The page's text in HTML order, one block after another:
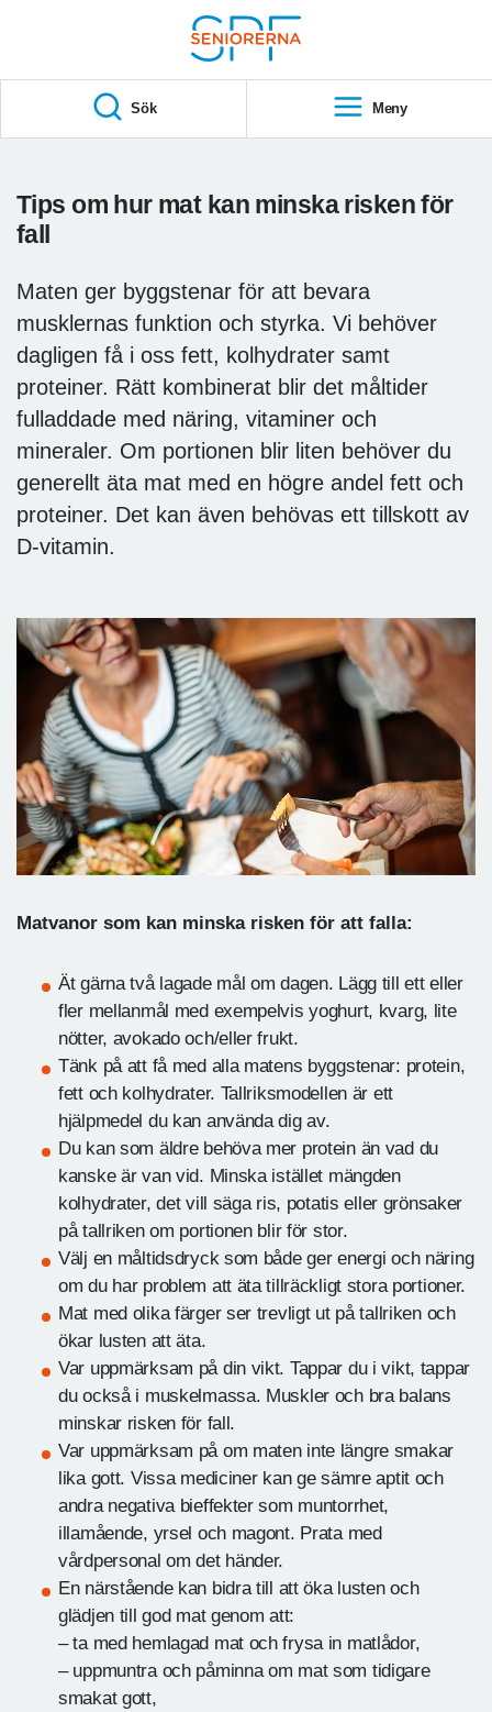
S
A
Sök Meny
Tips om hur mat kan minska risken för
fall
Maten ger byggstenar för att bevara
musklernas funktion och styrka. Vi behöver
dagligen få i oss fett, kolhydrater samt
proteiner. Rätt kombinerat blir det måltider
fulladdade med näring, vitaminer och
mineraler. Om portionen blir liten behöver du
generellt äta mat med en högre andel fett och
proteiner. Det kan även behövas ett tillskott av
D-vitamin.
Matvanor som kan minska risken för att falla:
Ät gärna två lagade mål om dagen. Lägg till ett eller
fler mellanmål med exempelvis yoghurt, kvarg, lite
nötter, avokado och/eller frukt.
Tänk på att få med alla matens byggstenar: protein,
fett och kolhydrater. Tallriksmodellen är ett
hjälpmedel du kan använda dig av.
Du kan som äldre behöva mer protein än vad du
kanske är van vid. Minska istället mängden
kolhydrater, det vill säga ris, potatis eller grönsaker
på tallriken om portionen blir för stor.
Välj en måltidsdryck som både ger energi och näring
om du har problem att äta tillräckligt stora portioner.
Mat med olika färger ser trevligt ut på tallriken och
ökar lusten att äta.
Var uppmärksam på din vikt. Tappar du i vikt, tappar
du också i muskelmassa. Muskler och bra balans
minskar risken för fall.
Var uppmärksam på om maten inte längre smakar
lika gott. Vissa mediciner kan ge sämre aptit och
andra negativa bieffekter som muntorrhet,
illamående, yrsel och magont. Prata med
vårdpersonal om det händer.
En närstående kan bidra till att öka lusten och
glädjen till god mat genom att:
– ta med hemlagad mat och frysa in matlådor,
– uppmuntra och påminna om mat som tidigare
smakat gott,